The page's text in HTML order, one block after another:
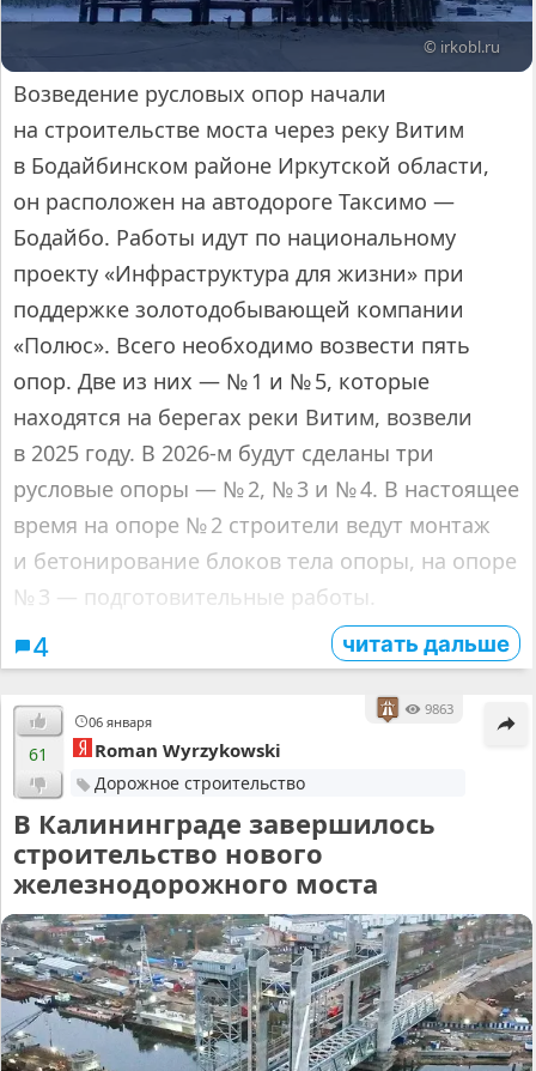
© irkobl.ru
Возведение русловых опор начали
на строительстве моста через реку Витим
в Бодайбинском районе Иркутской области,
он расположен на автодороге Таксимо —
Бодайбо. Работы идут по национальному
проекту «Инфраструктура для жизни» при
поддержке золотодобывающей компании
«Полюс». Всего необходимо возвести пять
опор. Две из них — № 1 и № 5, которые
находятся на берегах реки Витим, возвели
в 2025 году. В 2026-м будут сделаны три
русловые опоры — № 2, № 3 и № 4. В настоящее
время на опоре № 2 строители ведут монтаж
и бетонирование блоков тела опоры, на опоре
№ 3 — подготовительные работы.
4 читать дальше
06 января
9863
61 Roman Wyrzykowski
Дорожное строительство
В Калининграде завершилось
строительство нового
железнодорожного моста